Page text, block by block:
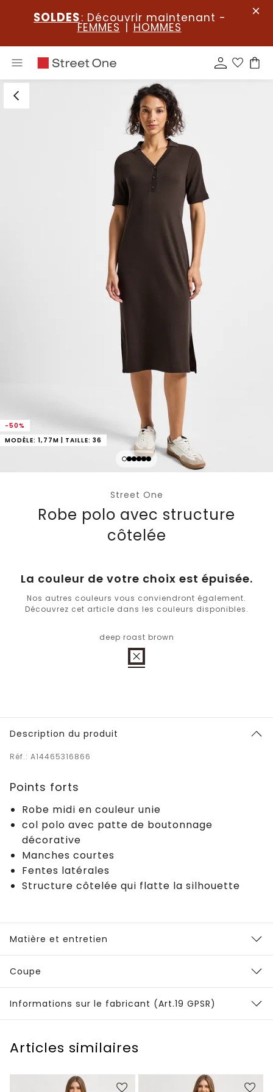
SOLDES: Découvrir maintenant -
FEMMES | HOMMES
-50%
MODÈLE: 1,77M | TAILLE: 36
Street One
Robe polo avec structure
côtelée
La couleur de votre choix est épuisée.
Nos autres couleurs vous conviendront également.
Découvrez cet article dans les couleurs disponibles.
deep roast brown
Description du produit
Réf.: A14465316866
Points forts
Robe midi en couleur unie
col polo avec patte de boutonnage
décorative
Manches courtes
Fentes latérales
Structure côtelée qui flatte la silhouette
Matière et entretien
Coupe
Informations sur le fabricant (Art.19 GPSR)
Articles similaires